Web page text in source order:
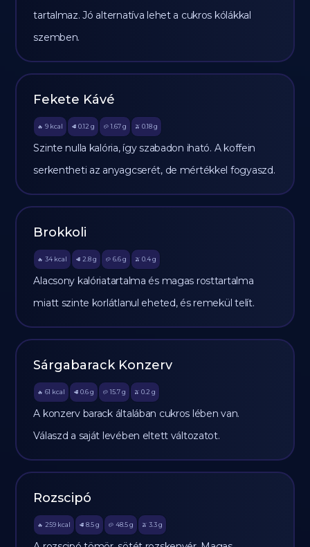
tartalmaz. Jó alternatíva lehet a cukros kólákkal
szemben.
Fekete Kávé
🔥 9 kcal 🥩 0.12 g 🥔 1.67g 🫒 0.18 g
Szinte nulla kalória, így szabadon iható. A koffein
serkentheti az anyagcserét, de mértékkel fogyaszd.
Brokkoli
🔥 34 kcal 🥩 2.8 g 🥔 6.6g 🫒 0.4 g
Alacsony kalóriatartalma és magas rosttartalma
miatt szinte korlátlanul eheted, és remekül telít.
Sárgabarack Konzerv
🔥 61 kcal 🥩 0.6 g 🥔 15.7g 🫒 0.2 g
A konzerv barack általában cukros lében van.
Válaszd a saját levében eltett változatot.
Rozscipó
🔥 259 kcal 🥩 8.5 g 🥔 48.5g 🫒 3.3 g